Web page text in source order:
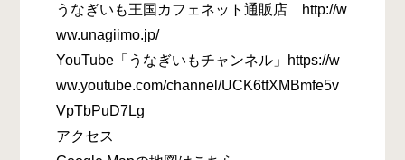
うなぎいも王国カフェネット通販店 http://w
ww.unagiimo.jp/
YouTube「うなぎいもチャンネル」https://w
ww.youtube.com/channel/UCK6tfXMBmfe5v
VpTbPuD7Lg
アクセス